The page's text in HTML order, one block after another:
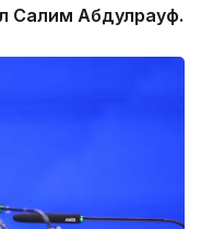
Салим Абдулрауф.